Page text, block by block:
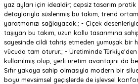
yaz ayları için idealdir; cepsiz tasarım pratik
detaylarıyla süslenmiş bu takım, trend
yaratmanızı sağlayacak.; - Çiçek
taşıyan bu takım, uzun kollu tasarımına
sayesinde cildi tahriş etmeden yumuşak bir
vücuda tam oturur.; - Üretiminde
kullanılmış olup, yerli üretim avantajını da
Sıfır yakaya sahip olmasıyla modern bir
boyu mevsimsel geçişlerde de işlevsel